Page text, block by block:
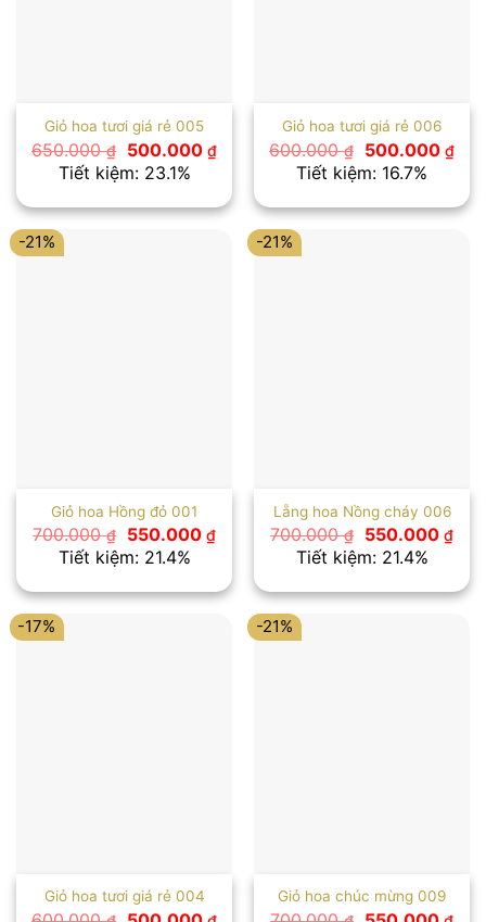
Giỏ hoa tươi giá rẻ 005
650.000₫
Giá
gốc
là:
500.000 ₫Giá
hiện
là:
500.000 ₫.
Tiết kiệm: 23.1%
Giỏ hoa tươi giá rẻ 006
600.000₫
Giá
gốc
là:
500.000 ₫Giá
hiện
là:
Tiết kiệm: 16.7%
-21%
Giỏ hoa Hồng đỏ 001
700.000₫
Giá
gốc
là:
550.000 ₫Giá
hiện
là:
550.000 ₫.
Tiết kiệm: 21.4%
-21%
Lẵng hoa Nồng cháy 006
700.000₫
Giá
gốc
là:
550.000 ₫Giá
hiện
là:
Tiết kiệm: 21.4%
-17%
Giỏ hoa tươi giá rẻ 004
Giá
Giá
-21%
Giỏ hoa chúc mừng 009
Giá
Giá